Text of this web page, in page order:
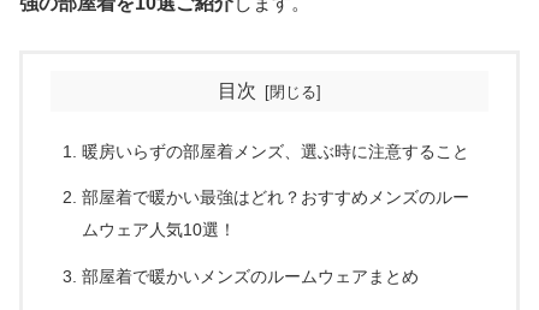
目次
暖房いらずの部屋着メンズ、選ぶ時に注意すること
部屋着で暖かい最強はどれ？おすすめメンズのルー
ムウェア人気10選！
部屋着で暖かいメンズのルームウェアまとめ